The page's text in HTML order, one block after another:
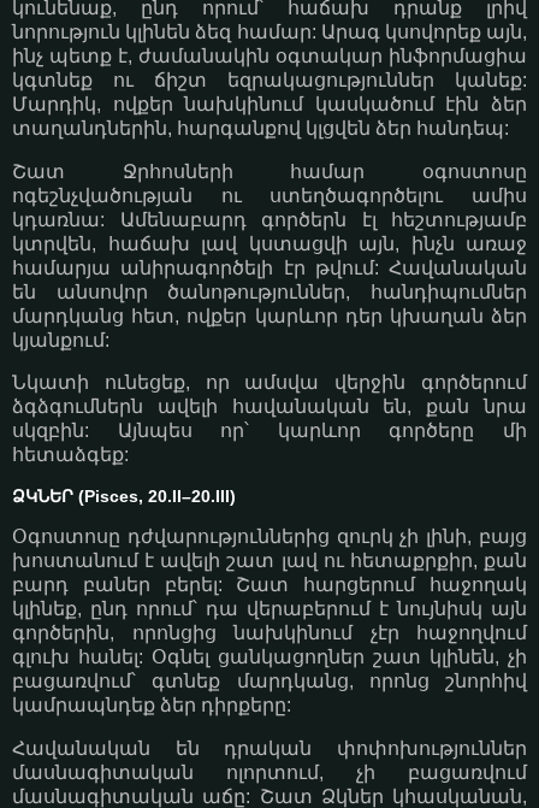
կունենաք, ընդ որում՝ հաճախ դրանք լրիվ
նորություն կլինեն ձեզ համար: Արագ կսովորեք այն,
ինչ պետք է, ժամանակին օգտակար ինֆորմացիա
կգտնեք ու ճիշտ եզրակացություններ կանեք:
Մարդիկ, ովքեր նախկինում կասկածում էին ձեր
տաղանդներին, հարգանքով կլցվեն ձեր հանդեպ:
Շատ Ջրհոսների համար օգոստոսը
ոգեշնչվածության ու ստեղծագործելու ամիս
կդառնա: Ամենաբարդ գործերն էլ հեշտությամբ
կտրվեն, հաճախ լավ կստացվի այն, ինչն առաջ
համարյա անիրագործելի էր թվում: Հավանական
են անսովոր ծանոթություններ, հանդիպումներ
մարդկանց հետ, ովքեր կարևոր դեր կխաղան ձեր
կյանքում:
Նկատի ունեցեք, որ ամսվա վերջին գործերում
ձգձգումներն ավելի հավանական են, քան նրա
սկզբին: Այնպես որ՝ կարևոր գործերը մի
հետաձգեք:
ՁԿՆԵՐ (Pisces, 20.II–20.III)
Օգոստոսը դժվարություններից զուրկ չի լինի, բայց
խոստանում է ավելի շատ լավ ու հետաքրքիր, քան
բարդ բաներ բերել: Շատ հարցերում հաջողակ
կլինեք, ընդ որում՝ դա վերաբերում է նույնիսկ այն
գործերին, որոնցից նախկինում չէր հաջողվում
գլուխ հանել: Օգնել ցանկացողներ շատ կլինեն, չի
բացառվում՝ գտնեք մարդկանց, որոնց շնորհիվ
կամրապնդեք ձեր դիրքերը:
Հավանական են դրական փոփոխություններ
մասնագիտական ոլորտում, չի բացառվում
մասնագիտական աճը: Շատ Ձկներ կհասկանան,